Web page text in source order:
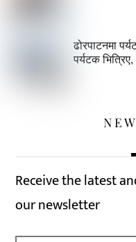
ढोरपाटनमा
पर्यटक
Receive the latest
our newsletter